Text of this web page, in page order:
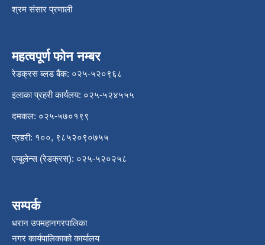
श्रम संसार प्रणाली
महत्वपूर्ण फोन नम्बर
रेडक्रस ब्लड बैंक: ०२५-५२०९६८
इलाका प्रहरी कार्यलय: ०२५-५२४५५५
दमकल: ०२५-५७०१९९
प्रहरी: १००, ९८५२०९०७५५
एम्बुलेन्स (रेडक्रस): ०२५-५२०२५८
सम्पर्क
धरान उपमहानगरपालिका
नगर कार्यपालिकाको कार्यालय